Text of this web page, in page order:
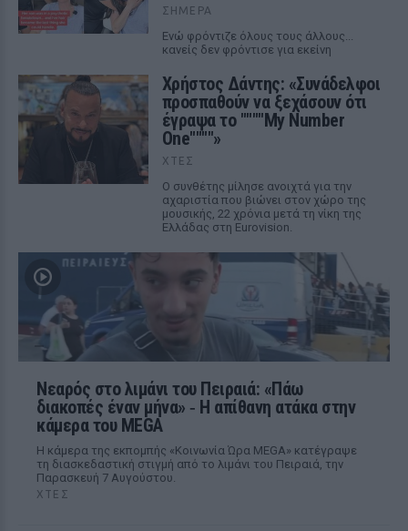
ΣΉΜΕΡΑ
Ενώ φρόντιζε όλους τους άλλους...
κανείς δεν φρόντισε για εκείνη
Χρήστος Δάντης: «Συνάδελφοι
προσπαθούν να ξεχάσουν ότι
έγραψα το """"My Number
One""""»
ΧΤΕΣ
Ο συνθέτης μίλησε ανοιχτά για την
αχαριστία που βιώνει στον χώρο της
μουσικής, 22 χρόνια μετά τη νίκη της
Ελλάδας στη Eurovision.
Νεαρός στο λιμάνι του Πειραιά: «Πάω
διακοπές έναν μήνα» ‑ Η απίθανη ατάκα στην
κάμερα του MEGA
Η κάμερα της εκπομπής «Κοινωνία Ώρα MEGA» κατέγραψε
τη διασκεδαστική στιγμή από το λιμάνι του Πειραιά, την
Παρασκευή 7 Αυγούστου.
ΧΤΕΣ